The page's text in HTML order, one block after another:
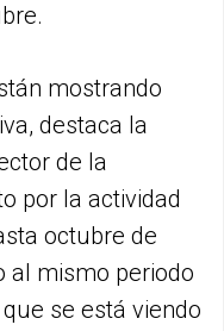
mostrando
destaca la
de la
por la actividad
octubre de
al mismo periodo
se está viendo